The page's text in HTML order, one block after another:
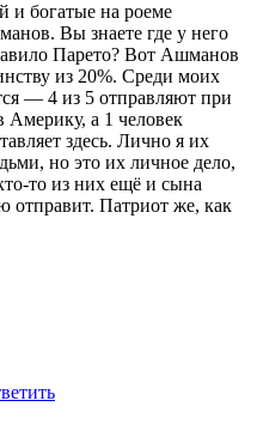
богатые на роеме
Вы знаете где у него
Парето? Вот Ашманов
из 20%. Среди моих
— 4 из 5 отправляют при
Америку, а 1 человек
здесь. Лично я их
но это их личное дело,
то из них ещё и сына
отправит. Патриот же, как